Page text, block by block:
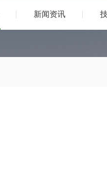
新闻资讯